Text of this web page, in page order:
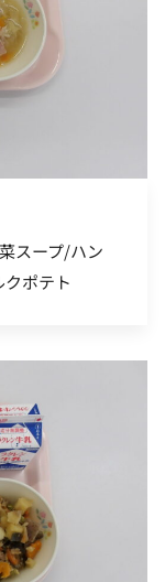
スープ/ハン
ポテト